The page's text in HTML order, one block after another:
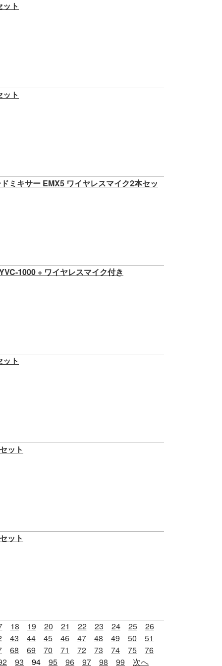
ト
ト
ミキサー EMX5 ワイヤレスマイク2本セッ
1000 + ワイヤレスマイク付き
ト
ット
ット
18 19 20 21 22 23 24 25
26
43 44 45 46 47 48 49 50
51
68 69 70 71 72 73 74 75
76
93 94 95 96 97 98 99 次へ